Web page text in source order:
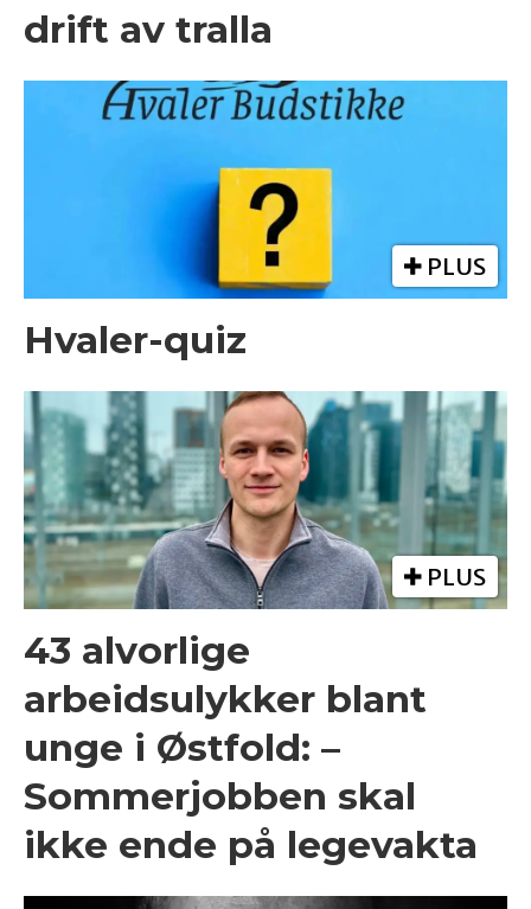
drift av tralla
PLUS
Hvaler-quiz
PLUS
43 alvorlige
arbeidsulykker blant
unge i Østfold: –
Sommerjobben skal
ikke ende på legevakta